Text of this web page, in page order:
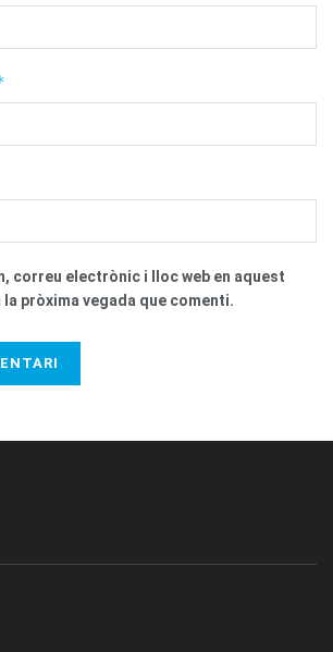
correu electrònic i lloc web en aquest
la pròxima vegada que comenti.